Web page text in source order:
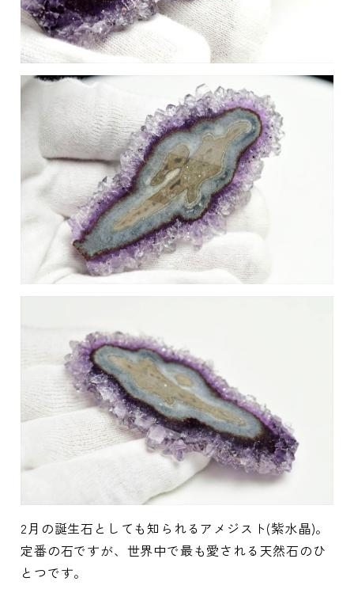
2月の誕生石としても知られるアメジスト(紫水晶)。
定番の石ですが、世界中で最も愛される天然石のひ
とつです。